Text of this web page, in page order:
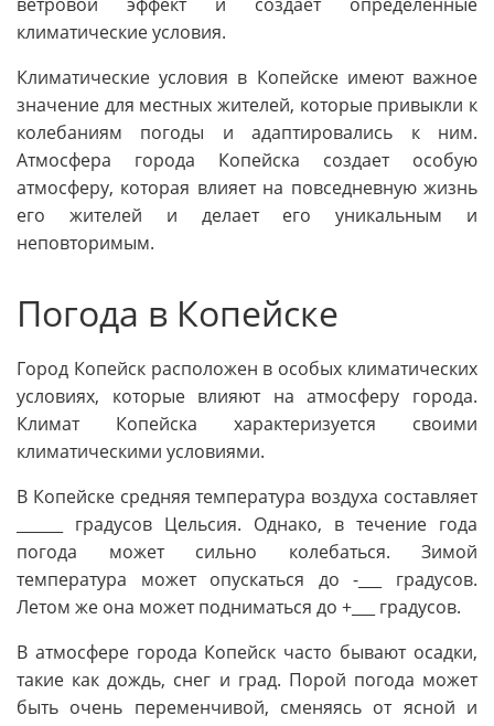
климатические условия.
Климатические условия в Копейске имеют важное
значение для местных жителей, которые привыкли к
колебаниям погоды и адаптировались к ним.
Атмосфера города Копейска создает особую
атмосферу, которая влияет на повседневную жизнь
его жителей и делает его уникальным и
неповторимым.
Погода в Копейске
Город Копейск расположен в особых климатических
условиях, которые влияют на атмосферу города.
Климат Копейска характеризуется своими
климатическими условиями.
В Копейске средняя температура воздуха составляет
______ градусов Цельсия. Однако, в течение года
погода может сильно колебаться. Зимой
температура может опускаться до -___ градусов.
Летом же она может подниматься до +___ градусов.
В атмосфере города Копейск часто бывают осадки,
такие как дождь, снег и град. Порой погода может
быть очень переменчивой, сменяясь от ясной и